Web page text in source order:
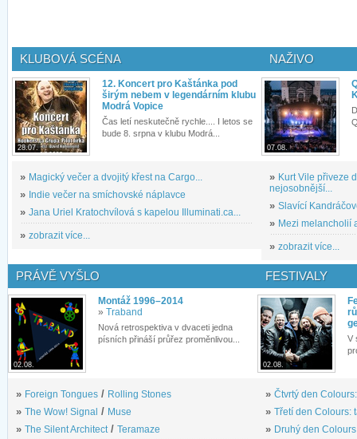
KLUBOVÁ SCÉNA
28.07.
12. Koncert pro Kaštánka pod
širým nebem v legendárním klubu
Modrá Vopice
Čas letí neskutečně rychle.... I letos se
bude 8. srpna v klubu Modrá...
» Magický večer a dvojitý křest na Cargo...
» Indie večer na smíchovské náplavce
» Jana Uriel Kratochvílová s kapelou Illuminati.ca...
» zobrazit více...
NAŽIVO
07.08.
» Kurt Vile přiveze
nejosobnější...
» Slavící
» Mezi melancholií
» zobrazit více...
PRÁVĚ VYŠLO
02.08.
Montáž 1996–2014
» Traband
Nová retrospektiva v dvaceti jedna
písních přináší průřez proměnlivou...
» Foreign Tongues / Rolling Stones
» The Wow! Signal / Muse
» The Silent Architect / Teramaze
FESTIVALY
02.08.
V
» Čtvrtý den
» Třetí den Colours:
» Druhý den